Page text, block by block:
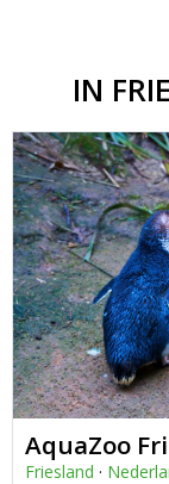
IN
AquaZoo
Friesland ·